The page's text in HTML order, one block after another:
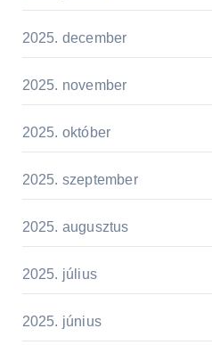
2025. december
2025. november
2025. október
2025. szeptember
2025. augusztus
2025. július
2025. június